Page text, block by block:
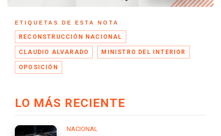
ETIQUETAS DE ESTA NOTA
RECONSTRUCCIÓN NACIONAL
CLAUDIO ALVARADO MINISTRO DEL INTERIOR
OPOSICIÓN
LO MÁS RECIENTE
NACIONAL